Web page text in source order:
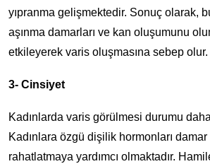
yıpranma gelişmektedir. Sonuç olarak,
aşınma damarları ve kan oluşumunu
etkileyerek varis oluşmasına sebep olur.
3- Cinsiyet
Kadınlarda varis görülmesi durumu daha
Kadınlara özgü dişilik hormonları
rahatlatmaya yardımcı olmaktadır.